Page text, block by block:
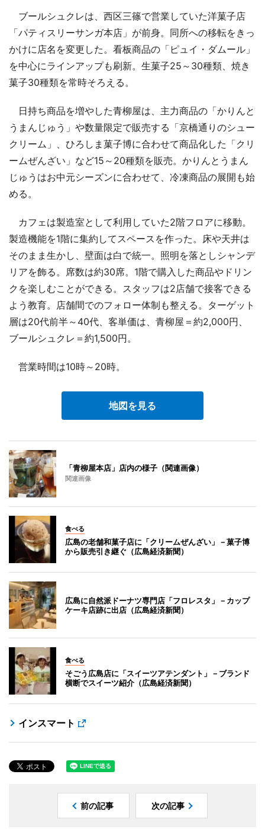
ブールシュクレは、西区三篠で営業していた洋菓子店
「パティスリーサンガ本店」が前身。同所への移転をきっ
かけに店名を変更した。看板商品の「ピュイ・ダムール」
を中心にラインアップも刷新。生菓子25～30種類、焼き
菓子30種類を常時そろえる。
日持ち商品を増やした青柳屋は、主力商品の「かりんと
うまんじゅう」や数量限定で販売する「京橋通りのシュー
クリーム」、ひろしま菓子博に合わせて商品化した「クリ
ームぜんざい」など15～20種類を販売。かりんとうまん
じゅうはお中元シーズンに合わせて、冷凍商品の展開も始
める。
カフェは製造室として利用していた2階フロアに移動。
製造機能を1階に集約してスペースを作った。床や天井は
そのまま生かし、壁面は白で統一。照明を落としシャンデ
リアを飾る。席数は約30席。1階で購入した商品やドリン
クを楽しむことができる。スタッフは2店舗で接客できる
よう教育。店舗間でのフォロー体制も整える。ターゲット
層は20代前半～40代、客単価は、青柳屋＝約2,000円、
ブールシュクレ＝約1,500円。
営業時間は10時～20時。
地図を見る
「青柳屋本店」店内の様子（関連画像）
関連画像
食べる
広島の老舗和菓子店に「クリームぜんざい」－菓子博
から販売引き継ぐ（広島経済新聞）
広島に自然派ドーナツ専門店「フロレスタ」－カップ
ケーキ店跡に出店（広島経済新聞）
食べる
そごう広島店に「スイーツアテンダント」－ブランド
横断でスイーツ紹介（広島経済新聞）
インスマート
前の記事 次の記事